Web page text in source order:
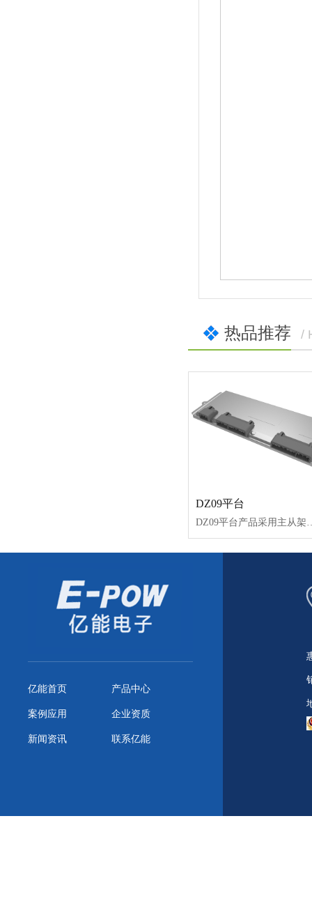
热品推荐 /
DZ09平台
亿能首页 产品中心
案例应用 企业资质
新闻资讯 联系亿能